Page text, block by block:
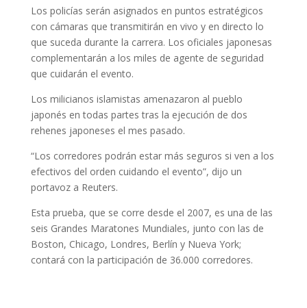
Los policías serán asignados en puntos estratégicos
con cámaras que transmitirán en vivo y en directo lo
que suceda durante la carrera. Los oficiales japonesas
complementarán a los miles de agente de seguridad
que cuidarán el evento.
Los milicianos islamistas amenazaron al pueblo
japonés en todas partes tras la ejecución de dos
rehenes japoneses el mes pasado.
“Los corredores podrán estar más seguros si ven a los
efectivos del orden cuidando el evento”, dijo un
portavoz a Reuters.
Esta prueba, que se corre desde el 2007, es una de las
seis Grandes Maratones Mundiales, junto con las de
Boston, Chicago, Londres, Berlín y Nueva York;
contará con la participación de 36.000 corredores.